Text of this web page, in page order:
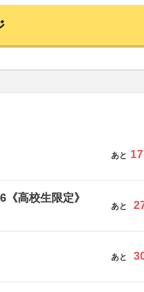
あと
高校生限定》
あと
あと